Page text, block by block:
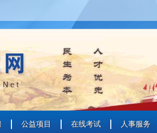
公益项目 在线考试 人事服务